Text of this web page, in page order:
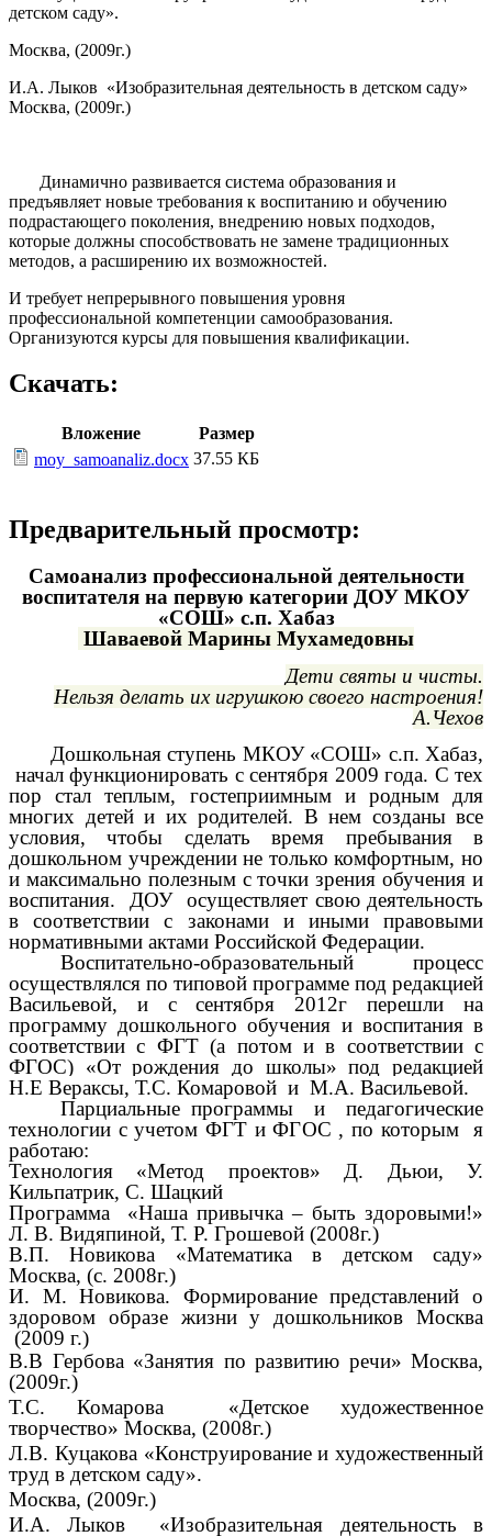
детском саду».
Москва, (2009г.)
И.А. Лыков «Изобразительная деятельность в детском саду»
Москва, (2009г.)
Динамично развивается система образования и
предъявляет новые требования к воспитанию и обучению
подрастающего поколения, внедрению новых подходов,
которые должны способствовать не замене традиционных
методов, а расширению их возможностей.
И требует непрерывного повышения уровня
профессиональной компетенции самообразования.
Организуются курсы для повышения квалификации.
Скачать:
Вложение
Размер
moy_samoanaliz.docx 37.55 КБ
Предварительный просмотр:
Самоанализ профессиональной деятельности
воспитателя на первую категории ДОУ МКОУ
«СОШ» с.п. Хабаз
Шаваевой Марины Мухамедовны
Дети святы и чисты.
Нельзя делать их игрушкою своего настроения!
А.Чехов
Дошкольная ступень МКОУ «СОШ» с.п. Хабаз,
начал функционировать с сентября 2009 года. С тех
пор стал теплым, гостеприимным и родным для
многих детей и их родителей. В нем созданы все
условия, чтобы сделать время пребывания в
дошкольном учреждении не только комфортным, но
и максимально полезным с точки зрения обучения и
воспитания. ДОУ осуществляет свою деятельность
в соответствии с законами и иными правовыми
нормативными актами Российской Федерации.
Воспитательно-образовательный процесс
осуществлялся по типовой программе под редакцией
Васильевой, и с сентября 2012г перешли на
программудошкольного обучения и воспитанияв
соответствии с ФГТ (а потом и в соответствии с
ФГОС) «От рождения до школы»под редакцией
Н.Е Вераксы, Т.С. Комаровой и М.А. Васильевой.
Парциальные программы и педагогические
технологии с учетом ФГТ и ФГОС , по которым я
работаю:
Технология «Метод проектов» Д. Дьюи, У.
Кильпатрик, С. Шацкий
Программа «Наша привычка – быть здоровыми!»
Л. В. Видяпиной, Т. Р. Грошевой (2008г.)
В.П. Новикова «Математика в детском саду»
Москва, (с. 2008г.)
И. М. Новикова. Формирование представлений о
здоровом образе жизни у дошкольников Москва
(2009 г.)
В.В Гербова «Занятия по развитию речи» Москва,
(2009г.)
Т.С. Комарова «Детское художественное
творчество» Москва, (2008г.)
Л.В. Куцакова «Конструирование и художественный
труд в детском саду».
Москва, (2009г.)
И.А. Лыков «Изобразительная деятельность в